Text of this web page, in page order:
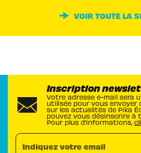
VOIR TOUTE LA
Inscription
Votre adresse e-mail sera
utilisée pour vous
sur les actualités de Pika
pouvez vous désinscrire à
Pour plus d’informations,
Indiquez votre email